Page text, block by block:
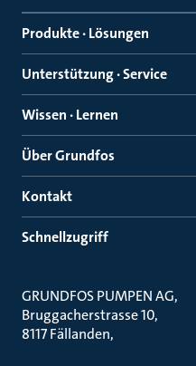
Produkte · Lösungen
Unterstützung · Service
Wissen · Lernen
Über Grundfos
Kontakt
Schnellzugriff
GRUNDFOS PUMPEN AG
Bruggacherstrasse 10
8117 Fällanden